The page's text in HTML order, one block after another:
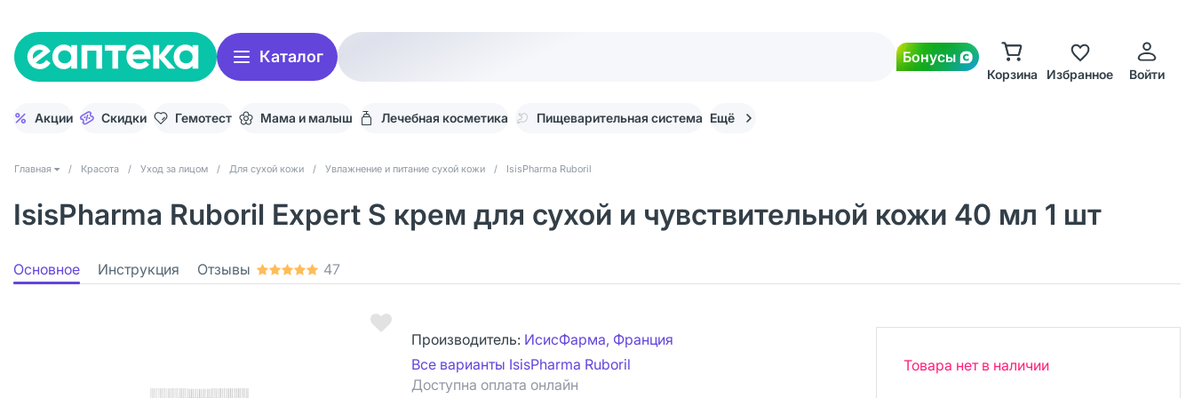
Каталог Бонусы
Корзина Избранное Войти
Акции Скидки Гемотест Мама и малыш Лечебная косметика Пищеварительная система Ещё
Главная / Красота / Уход за лицом / Для сухой кожи / Увлажнение и питание сухой кожи / IsisPharma Ruboril
IsisPharma Ruboril Expert S крем для сухой и чувствительной кожи 40 мл 1 шт
Основное Инструкция Отзывы 47
Производитель: ИсисФарма, Франция
Все варианты IsisPharma Ruboril
Доступна оплата онлайн
Товара нет в наличии